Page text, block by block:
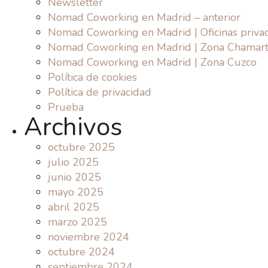
Nomad Coworking en Madrid – anterior
Nomad Coworking en Madrid | Oficinas
Nomad Coworking en Madrid | Zona
Nomad Coworking en Madrid | Zona Cuzco
Política de cookies
Política de privacidad
Prueba
Archivos
octubre 2025
julio 2025
junio 2025
mayo 2025
abril 2025
marzo 2025
noviembre 2024
octubre 2024